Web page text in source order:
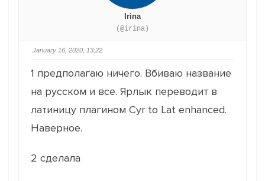
Irina
(@irina)
January 16, 2020, 13:22
1 предполагаю ничего. Вбиваю название
на русском и все. Ярлык переводит в
латиницу плагином Cyr to Lat enhanced.
Наверное.
2 сделала